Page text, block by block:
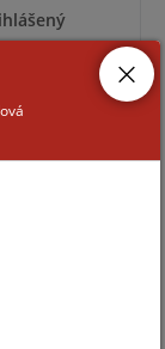
sleva